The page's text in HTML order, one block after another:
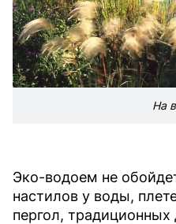
На
Эко-водоем не
настилов у воды,
пергол, традиционных